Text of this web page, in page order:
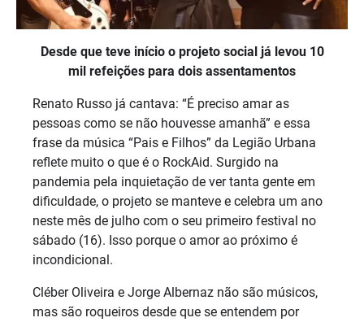
Desde que teve início o projeto social já levou 10
mil refeições para dois assentamentos
Renato Russo já cantava: “É preciso amar as
pessoas como se não houvesse amanhã” e essa
frase da música “Pais e Filhos” da Legião Urbana
reflete muito o que é o RockAid. Surgido na
pandemia pela inquietação de ver tanta gente em
dificuldade, o projeto se manteve e celebra um ano
neste mês de julho com o seu primeiro festival no
sábado (16). Isso porque o amor ao próximo é
incondicional.
Cléber Oliveira e Jorge Albernaz não são músicos,
mas são roqueiros desde que se entendem por